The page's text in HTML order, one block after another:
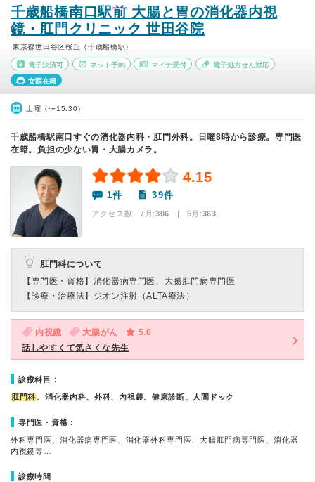
千歳船橋南口駅前 大腸と胃の消化器内視
鏡・肛門クリニック 世田谷院
東京都世田谷区桜丘（千歳船橋駅）
電子決済可 ネット予約 マイナ受付 電子処方せん対応
女医在籍
土曜（〜15:30）
千歳船橋駅南口すぐの消化器内科・肛門外科。日曜8時から診療。専門医
在籍。負担の少ない胃・大腸カメラ。
4.15
1件 39件
アクセス数 7月:306 | 6月:363
肛門科について
【専門医・資格】 消化器病専門医、大腸肛門病専門医
【診療・治療法】 ジオン注射（ALTA療法）
内視鏡 大腸がん
5.0
話しやすくて気さくな先生
診療科目：
肛門科 、消化器内科、外科、内視鏡、健康診断、人間ドック
専門医・資格：
外科専門医、消化器病専門医、消化器外科専門医、大腸肛門病専門医、消化器
内視鏡専…
診療時間